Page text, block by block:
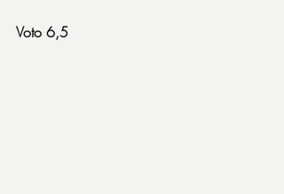
Voto 6,5